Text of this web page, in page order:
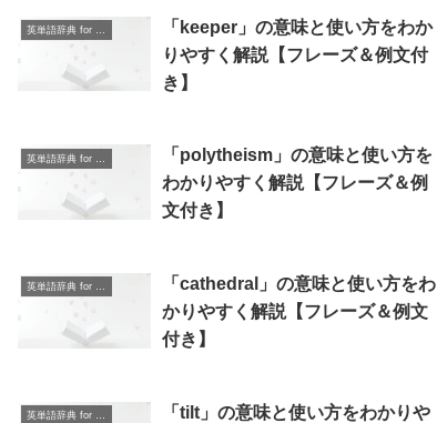
「keeper」の意味と使い方をわか
りやすく解説【フレーズ＆例文付
き】
「polytheism」の意味と使い方を
わかりやすく解説【フレーズ＆例
文付き】
英単語辞典 for Beginners
「cathedral」の意味と使い方をわ
かりやすく解説【フレーズ＆例文
付き】
英単語辞典 for Beginners
「tilt」の意味と使い方をわかりや